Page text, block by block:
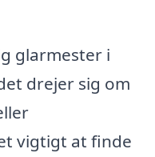
glarmester i
drejer sig om
vigtigt at finde